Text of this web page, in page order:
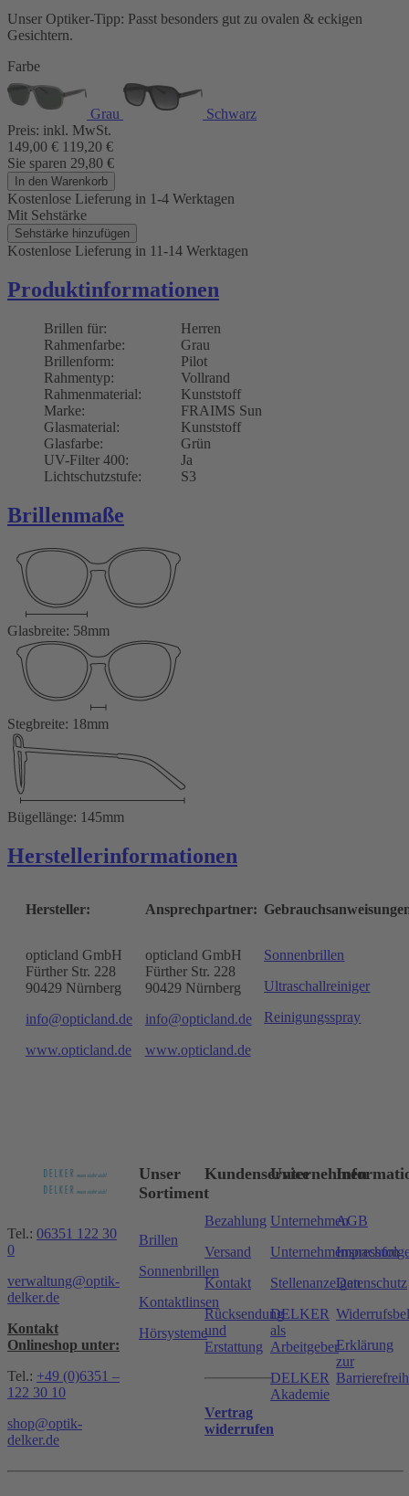
Unser Optiker-Tipp: Passt besonders gut zu ovalen & eckigen
Gesichtern.
Farbe
Grau
Schwarz
Preis: inkl. MwSt.
149,00 € 119,20 €
Sie sparen 29,80 €
In den Warenkorb
Kostenlose Lieferung in 1-4 Werktagen
Mit Sehstärke
Sehstärke hinzufügen
Kostenlose Lieferung in 11-14 Werktagen
Produktinformationen
Brillen für:
Herren
Rahmenfarbe:
Grau
Brillenform:
Pilot
Rahmentyp:
Vollrand
Rahmenmaterial:
Kunststoff
Marke:
FRAIMS Sun
Glasmaterial:
Kunststoff
Glasfarbe:
Grün
UV-Filter 400:
Ja
Lichtschutzstufe:
S3
Brillenmaße
Glasbreite: 58mm
Stegbreite: 18mm
Bügellänge: 145mm
Herstellerinformationen
Hersteller:
opticland GmbH
Fürther Str. 228
90429 Nürnberg
info@opticland.de
www.opticland.de
Ansprechpartner:
opticland GmbH
Fürther Str. 228
90429 Nürnberg
info@opticland.de
www.opticland.de
Sonnenbrillen
Ultraschallreiniger
Reinigungsspray
Tel.: 06351 122 30
0
verwaltung@optik-
delker.de
Kontakt
Onlineshop unter:
Tel.: +49 (0)6351 –
122 30 10
shop@optik-
delker.de
Unser
Sortiment
Brillen
Sonnenbrillen
Kontaktlinsen
Hörsysteme
Kundenservice
Bezahlung
Versand
Kontakt
Rücksendung
und
Erstattung
Vertrag
widerrufen
Unternehmen
Unternehmen
Stellenanzeigen
DELKER
als
Arbeitgeber
DELKER
Akademie
AGB
Impressum
Datenschutz
Erklärung
zur